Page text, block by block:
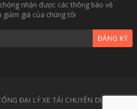
nhận được các thông báo về
giảm giá của chúng tôi
ĐĂNG KÝ
ĐẠI LÝ XE TẢI CHUYÊN DÙNG GIÁ